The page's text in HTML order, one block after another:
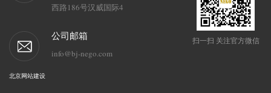
西路186号汉威国际4
公司邮箱
info@bj-nego.com
扫一扫 关注官方微信
北京网站建设